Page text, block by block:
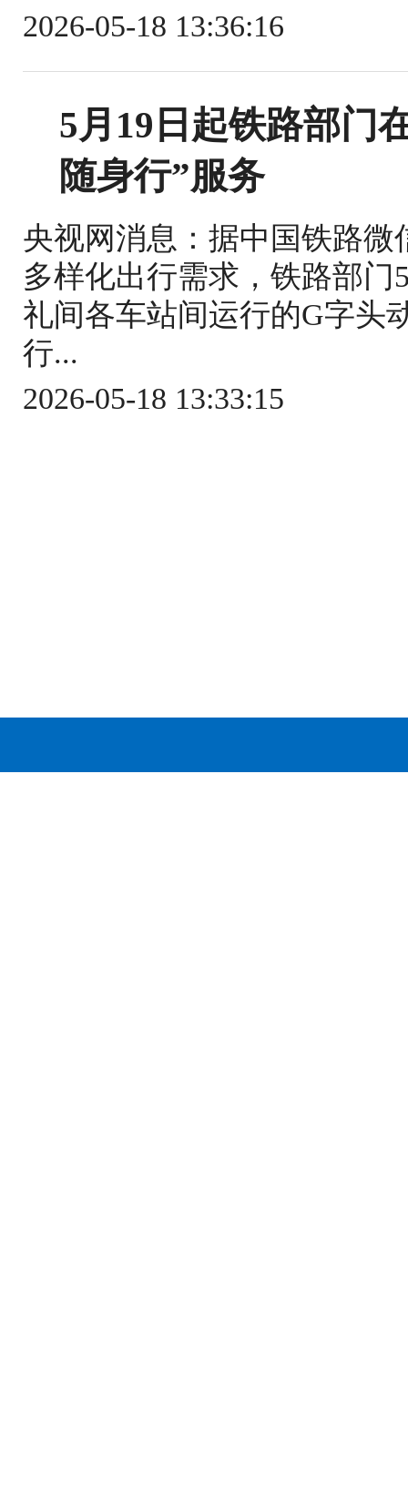
2026-05-18 13:36:16
5月19日起铁路部门
随身行”服务
央视网消息：据中国铁路
多样化出行需求，铁路部门
礼间各车站间运行的G字头
行...
2026-05-18 13:33:15